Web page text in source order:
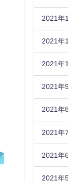
2021年
2021年
2021年
2021年
2021年
2021年
2021年
2021年